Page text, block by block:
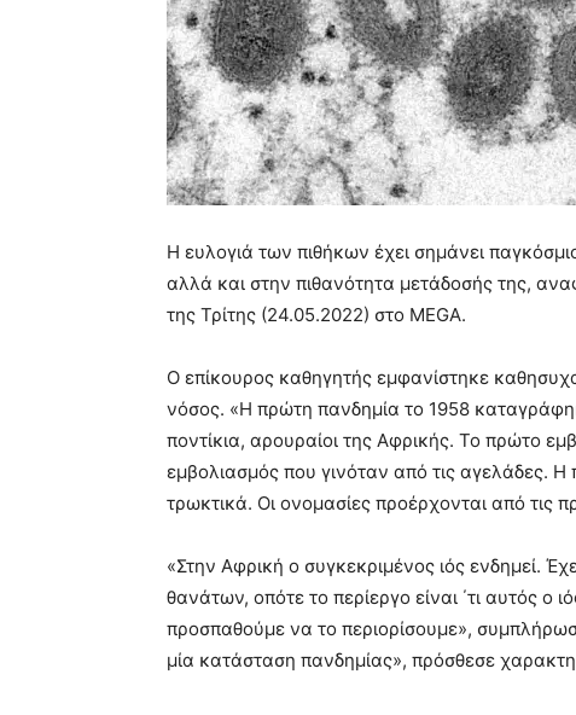
Η ευλογιά των πιθήκων έχει σημάνει
αλλά και στην πιθανότητα μετάδοσής της,
της Τρίτης (24.05.2022) στο ΜEGA.
Ο επίκουρος καθηγητής εμφανίστηκε
νόσος. «Η πρώτη πανδημία το 1958
ποντίκια, αρουραίοι της Αφρικής. Το πρώτο
εμβολιασμός που γινόταν από τις αγελάδες.
τρωκτικά. Οι ονομασίες προέρχονται από τις
«Στην Αφρική ο συγκεκριμένος ιός ενδημεί.
θανάτων, οπότε το περίεργο είναι ΄τι αυτός ο
προσπαθούμε να το περιορίσουμε»,
μία κατάσταση πανδημίας», πρόσθεσε